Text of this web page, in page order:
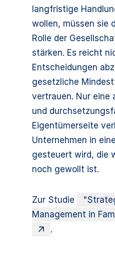
langfristige
wollen, müssen sie
Rolle der
stärken. Es reicht
Entscheidungen
gesetzliche
vertrauen. Nur eine
und
Eigentümerseite
Unternehmen in
gesteuert wird, die
noch gewollt ist.
Zur Studie
Management in
.